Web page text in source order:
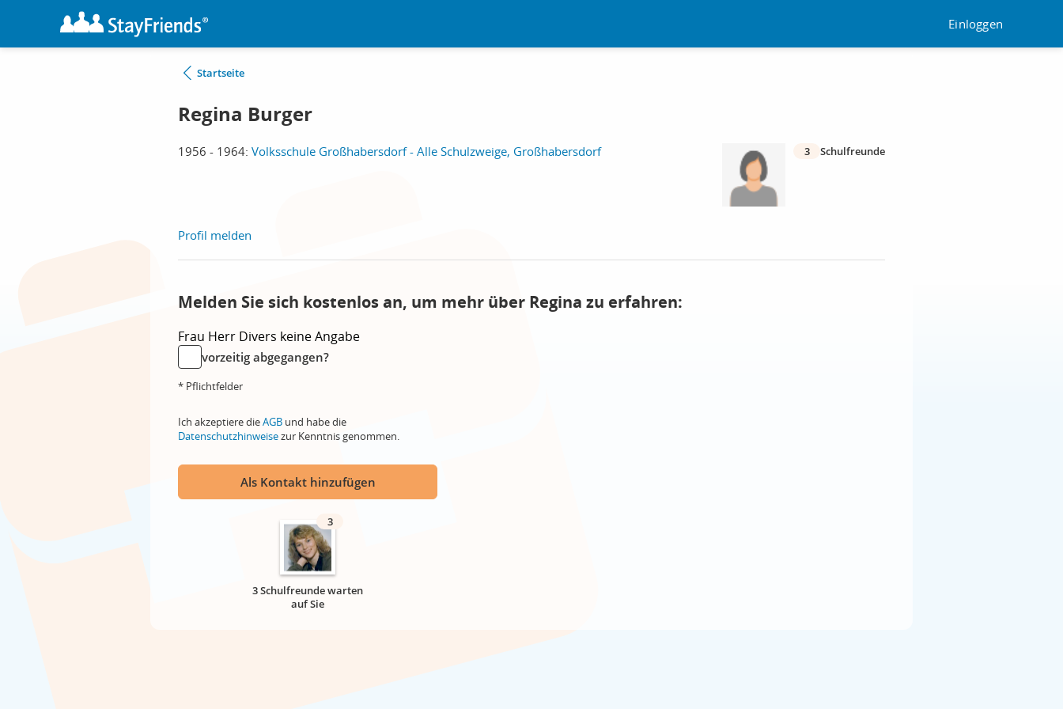
Einloggen
Startseite
Regina Burger
1956 - 1964: Volksschule Großhabersdorf - Alle Schulzweige, Großhabersdorf 3 Schulfreunde
Profil melden
Melden Sie sich kostenlos an, um mehr über Regina zu erfahren:
Frau Herr Divers keine Angabe
vorzeitig abgegangen?
* Pflichtfelder
Ich akzeptiere dieAGB und habe die
Datenschutzhinweisezur Kenntnis genommen.
Als Kontakt hinzufügen
3
3 Schulfreunde warten
auf Sie